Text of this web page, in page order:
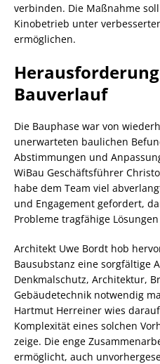
verbinden. Die Maßnahme
Kinobetrieb unter
ermöglichen.
Bauverlauf
Die Bauphase war von
unerwarteten baulichen
Abstimmungen und
WiBau Geschäftsführer
habe dem Team viel
und Engagement gefordert,
Probleme tragfähige
Architekt Uwe Bordt hob
Bausubstanz eine sorgfältige
Denkmalschutz, Architektur,
Gebäudetechnik notwendig
Hartmut Herreiner wies
Komplexität eines solchen
zeige. Die enge
ermöglicht, auch